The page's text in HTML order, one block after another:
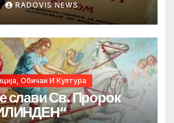
RADOVIS NEWS
Обичаи И Култура
слави Св. Пророк